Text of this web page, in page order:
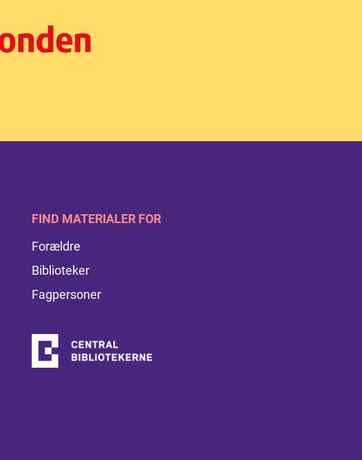
FIND MATERIALER FOR
Forældre
Biblioteker
Fagpersoner